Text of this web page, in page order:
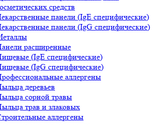
средств
панели (IgE специфические)
панели (IgG специфические)
расширенные
(IgE специфические)
(IgG специфические)
аллергены
деревьев
сорной травы
трав и злаковых
аллергены